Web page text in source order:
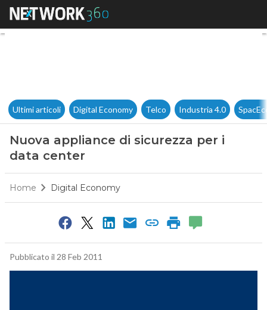
Nuova appliance di
Ultimi articoli Digital Economy Telco Industria 4.0
Nuova appliance di sicurezza per i
data center
Home Digital Economy
Pubblicato il 28 Feb 2011